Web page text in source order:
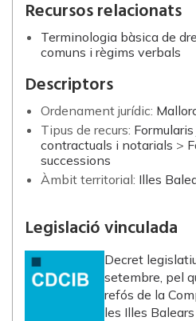
Recursos relacionats
Terminologia bàsica de
comuns i règims verbals
Descriptors
Ordenament jurídic:
Tipus de recurs:
contractuals i notarials >
successions
Àmbit territorial: Illes
Legislació vinculada
Decret
setembre, pel
refós de la
les Illes Balears